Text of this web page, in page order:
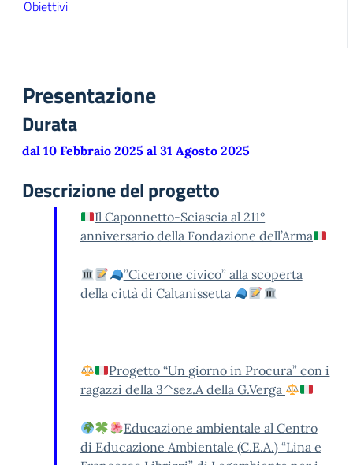
Obiettivi
Presentazione
Durata
dal 10 Febbraio 2025 al 31 Agosto 2025
Descrizione del progetto
Il Caponnetto-Sciascia al 211°
anniversario della Fondazione dell’Arma
”Cicerone civico” alla scoperta
della città di Caltanissetta
Progetto “Un giorno in Procura” con i
ragazzi della 3^sez.A della G.Verga
Educazione ambientale al Centro
di Educazione Ambientale (C.E.A.) “Lina e